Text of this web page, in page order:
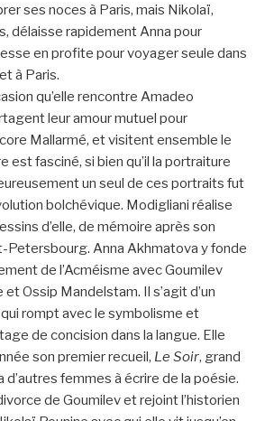
ses noces à Paris, mais Nikolaï,
délaisse rapidement Anna pour
en profite pour voyager seule dans
à Paris.
qu’elle rencontre Amadeo
leur amour mutuel pour
Mallarmé, et visitent ensemble le
est fasciné, si bien qu’il la portraiture
un seul de ces portraits fut
bolchévique. Modigliani réalise
d’elle, de mémoire après son
Petersbourg. Anna Akhmatova y fonde
de l’Acméisme avec Goumilev
Ossip Mandelstam. Il s’agit d’un
rompt avec le symbolisme et
de concision dans la langue. Elle
son premier recueil, Le Soir, grand
d’autres femmes à écrire de la poésie.
de Goumilev et rejoint l’historien